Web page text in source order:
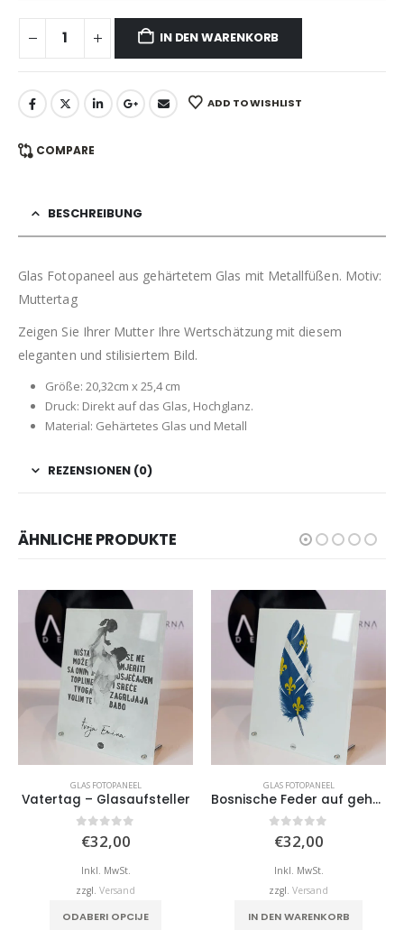
IN DEN WARENKORB
ADD TO WISHLIST
COMPARE
BESCHREIBUNG
Glas Fotopaneel aus gehärtetem Glas mit Metallfüßen. Motiv:
Muttertag
Zeigen Sie Ihrer Mutter Ihre Wertschätzung mit diesem
eleganten und stilisiertem Bild.
Größe: 20,32cm x 25,4 cm
Druck: Direkt auf das Glas, Hochglanz.
Material: Gehärtetes Glas und Metall
REZENSIONEN (0)
ÄHNLICHE PRODUKTE
GLAS FOTOPANEEL
Vatertag – Glasaufsteller
0von 5
€32,00
Inkl. MwSt.
zzgl. Versand
ODABERI OPCIJE
GLAS FOTOPANEEL
Bosnische Feder auf gehärtetem Glas
0von 5
€32,00
Inkl. MwSt.
zzgl. Versand
IN DEN WARENKORB